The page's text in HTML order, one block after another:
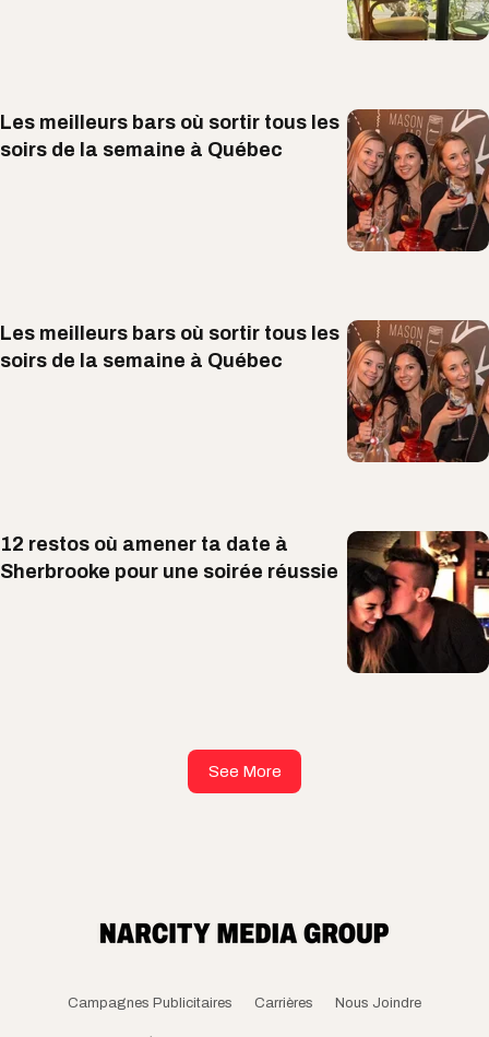
Les meilleurs bars où sortir tous les
soirs de la semaine à Québec
Les meilleurs bars où sortir tous les
soirs de la semaine à Québec
12 restos où amener ta date à
Sherbrooke pour une soirée réussie
See More
Campagnes Publicitaires Carrières Nous Joindre